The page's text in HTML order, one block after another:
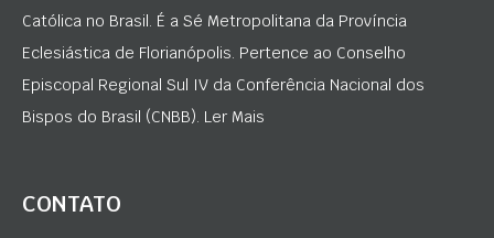
Católica no Brasil. É a Sé Metropolitana da Província
Eclesiástica de Florianópolis. Pertence ao Conselho
Episcopal Regional Sul IV da Conferência Nacional dos
Bispos do Brasil (CNBB). Ler Mais
CONTATO